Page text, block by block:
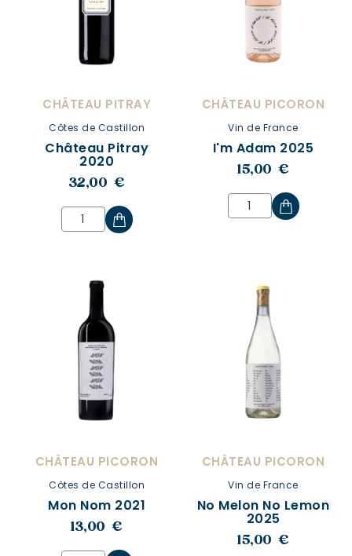
CHÂTEAU PITRAY
Côtes de Castillon
Château Pitray
2020
32,00 €
CHÂTEAU PICORON
Vin de France
I'm Adam 2025
15,00 €
CHÂTEAU PICORON
Côtes de Castillon
Mon Nom 2021
13,00 €
CHÂTEAU PICORON
Vin de France
No Melon No Lemon
2025
15,00 €